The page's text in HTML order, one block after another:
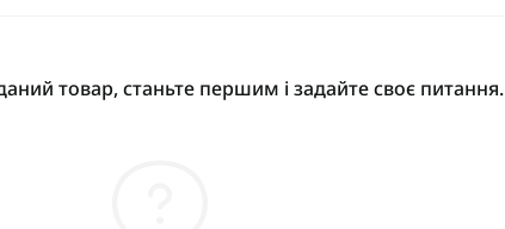
товар, станьте першим і задайте своє питання.